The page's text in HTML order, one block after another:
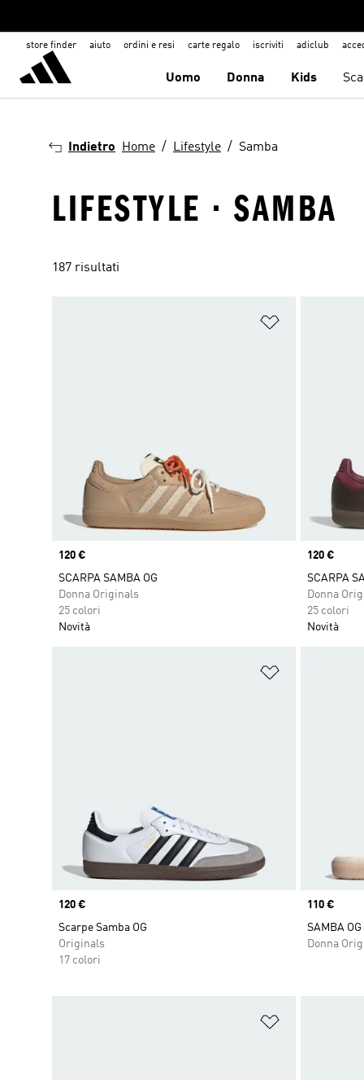
store finder aiuto ordini e resi carte regalo iscriviti adiclub
Uomo Donna Kids
Indietro Home Lifestyle Samba
LIFESTYLE · SAMBA
187 risultati
Price
120 €
SCARPA SAMBA OG
Donna Originals
25 colori
Novità
Price
120 €
SCARPA
Donna
25 colori
Novità
Price
120 €
Scarpe Samba OG
Originals
17 colori
Price
110 €
SAMBA
Donna